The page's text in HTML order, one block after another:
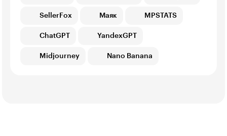
SellerFox Маяк MPSTATS
ChatGPT YandexGPT
Midjourney Nano Banana